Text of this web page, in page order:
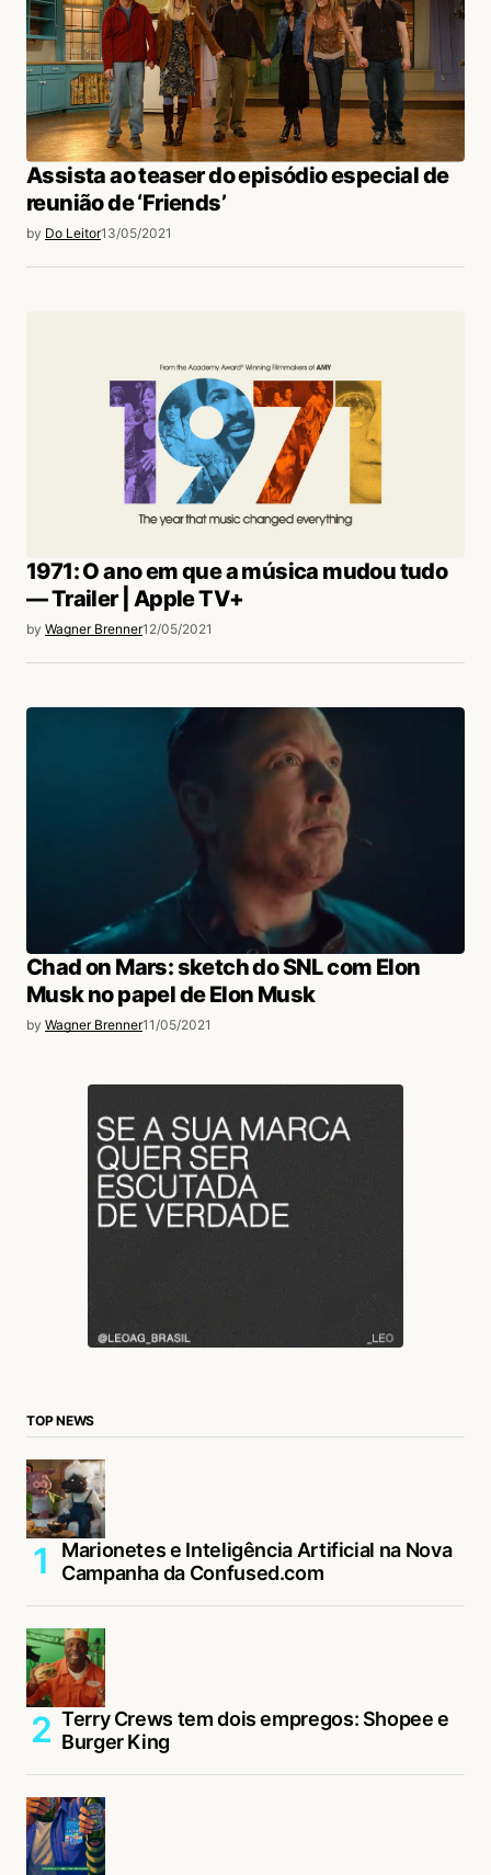
Assista ao teaser do episódio especial de
reunião de ‘Friends’
by Do Leitor13/05/2021
1971: O ano em que a música mudou tudo
— Trailer | Apple TV+
by Wagner Brenner12/05/2021
Chad on Mars: sketch do SNL com Elon
Musk no papel de Elon Musk
by Wagner Brenner11/05/2021
TOP NEWS
Marionetes e Inteligência Artificial na Nova
Campanha da Confused.com
Terry Crews tem dois empregos: Shopee e
Burger King